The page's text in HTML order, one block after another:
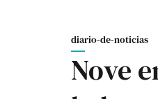
diario-de-noticias
Nove